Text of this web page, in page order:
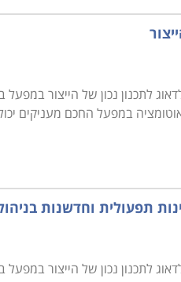
לתכנון נכון של הייצור
במפעל החכם מעניקים
תפעולית וחדשנות
לתכנון נכון של הייצור